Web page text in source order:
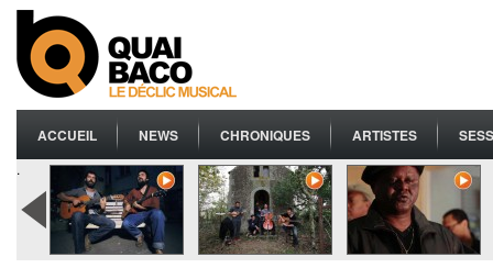
ACCUEIL NEWS CHRONIQUES ARTISTES
.